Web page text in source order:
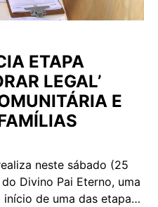
ETAPA
LEGAL’
E
neste sábado (25
Divino Pai Eterno, uma
de uma das etapas